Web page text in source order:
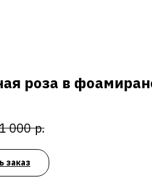
роза в
000 р.
заказ